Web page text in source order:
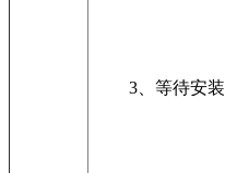
3、等待安装